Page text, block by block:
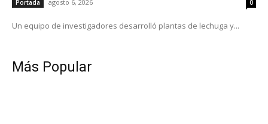
Portada agosto 6, 2026 0
Un equipo de investigadores desarrolló plantas de lechuga y...
Más Popular